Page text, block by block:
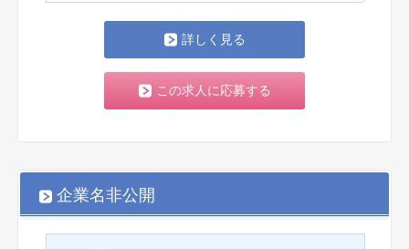
詳しく見る
この求人に応募する
企業名非公開